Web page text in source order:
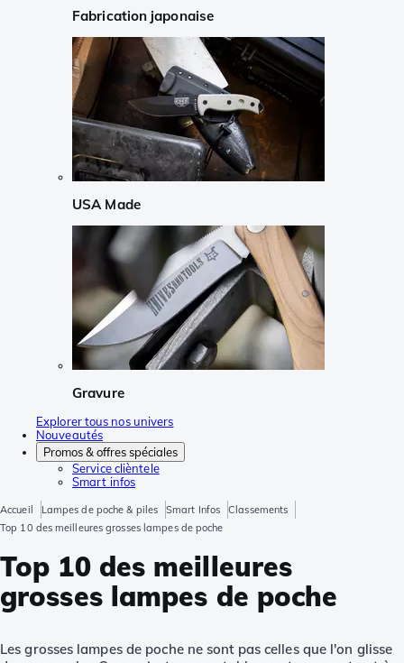
Fabrication japonaise
USA Made
Gravure
Explorer tous nos univers
Nouveautés
Promos & offres spéciales
Service clièntele
Smart infos
Accueil Lampes de poche & piles Smart Infos
Classements
Top 10 des meilleures grosses lampes de poche
Top 10 des meilleures
grosses lampes de poche
Les grosses lampes de poche ne sont pas celles que l'on glisse